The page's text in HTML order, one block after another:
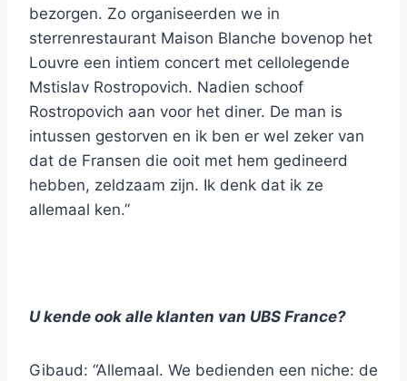
bezorgen. Zo organiseerden we in
sterrenrestaurant Maison Blanche bovenop het
Louvre een intiem concert met cellolegende
Mstislav Rostropovich. Nadien schoof
Rostropovich aan voor het diner. De man is
intussen gestorven en ik ben er wel zeker van
dat de Fransen die ooit met hem gedineerd
hebben, zeldzaam zijn. Ik denk dat ik ze
allemaal ken.”
U kende ook alle klanten van UBS France?
Gibaud: “Allemaal. We bedienden een niche: de